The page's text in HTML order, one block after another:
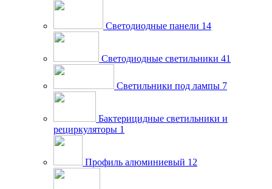
Светодиодные панели 14
Светодиодные светильники 41
Светильники под лампы 7
Бактерицидные светильники и
рециркуляторы 1
Профиль алюминиевый 12